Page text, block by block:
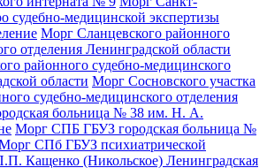
судебно-медицинской экспертизы
Морг Сланцевского районного
отделения Ленинградской области
районного судебно-медицинского
области Морг Сосновского участка
судебно-медицинского отделения
больница № 38 им. Н. А.
Морг СПБ ГБУЗ городская больница №
СПб ГБУЗ психиатрической
Кащенко (Никольское) Ленинградская